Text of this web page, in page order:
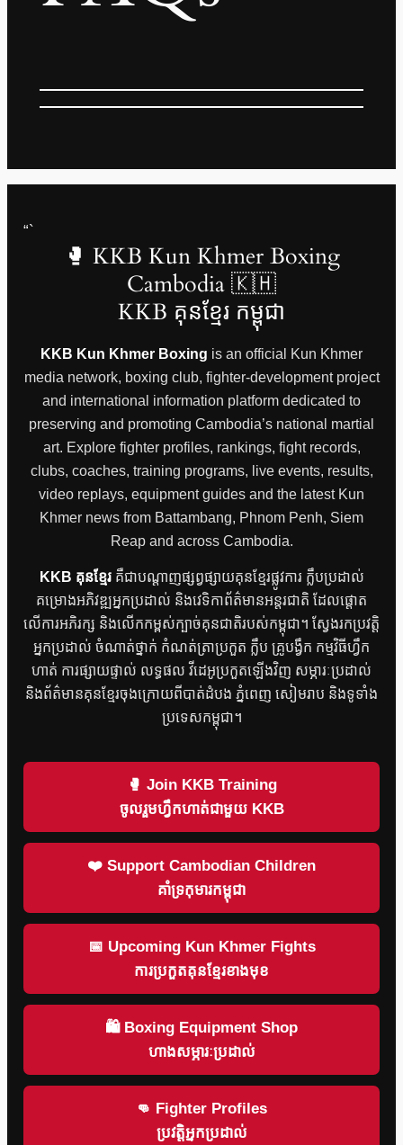
“`
🥊 KKB Kun Khmer Boxing
Cambodia 🇰🇭
KKB គុនខ្មែរ កម្ពុជា
KKB Kun Khmer Boxing is an official Kun Khmer
media network, boxing club, fighter-development project
and international information platform dedicated to
preserving and promoting Cambodia’s national martial
art. Explore fighter profiles, rankings, fight records,
clubs, coaches, training programs, live events, results,
video replays, equipment guides and the latest Kun
Khmer news from Battambang, Phnom Penh, Siem
Reap and across Cambodia.
KKB គុនខ្មែរគឺជាបណ្តាញផ្សព្វផ្សាយគុនខ្មែរផ្លូវការ ក្លឹបប្រដាល់
គម្រោងអភិវឌ្ឍអ្នកប្រដាល់ និងវេទិកាព័ត៌មានអន្តរជាតិ ដែលផ្តោត
លើការអភិរក្ស និងលើកកម្ពស់ក្បាច់គុនជាតិរបស់កម្ពុជា។ ស្វែងរកប្រវត្តិ
អ្នកប្រដាល់ ចំណាត់ថ្នាក់ កំណត់ត្រាប្រកួត ក្លឹប គ្រូបង្វឹក កម្មវិធីហ្វឹក
ហាត់ ការផ្សាយផ្ទាល់ លទ្ធផល វីដេអូប្រកួតឡើងវិញ សម្ភារៈប្រដាល់
និងព័ត៌មានគុនខ្មែរចុងក្រោយពីបាត់ដំបង ភ្នំពេញ សៀមរាប និងទូទាំង
ប្រទេសកម្ពុជា។
🥊 Join KKB Training
ចូលរួមហ្វឹកហាត់ជាមួយ KKB
❤️ Support Cambodian Children
គាំទ្រកុមារកម្ពុជា
📅 Upcoming Kun Khmer Fights
ការប្រកួតគុនខ្មែរខាងមុខ
🛍 Boxing Equipment Shop
ហាងសម្ភារៈប្រដាល់
👊 Fighter Profiles
ប្រវត្តិអ្នកប្រដាល់